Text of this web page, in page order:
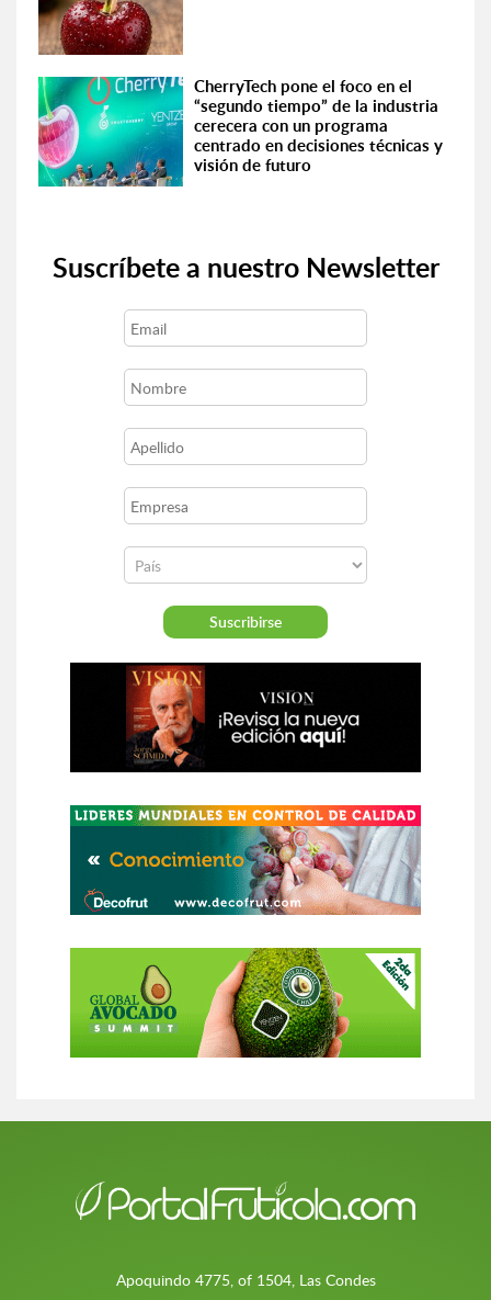
CherryTech pone el foco en el
“segundo tiempo” de la industria
cerecera con un programa
centrado en decisiones técnicas y
visión de futuro
Suscríbete a nuestro Newsletter
Apoquindo 4775, of 1504, Las Condes